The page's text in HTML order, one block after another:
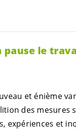
pause le
et énième
des mesures
expériences et